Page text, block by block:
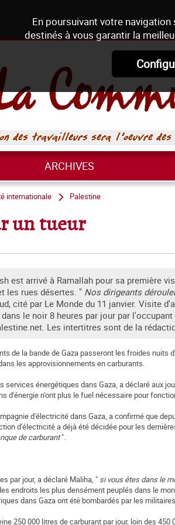
En poursuivant votre
destinés à vous garantir la
ARCHIVES
internationale Palestine
un tueur
est arrivé à Ramallah pour sa première
les rues désertes. " Nos dirigeants
cité par Le Monde du 11 janvier. Visite
dans le noir 8 heures par jour par
Les intertitres sont de la
de la bande de Gaza passeront les froides
les approvisionnements en carburants.
services énergétiques dans Gaza, a déclaré aux
d'énergie n'ont plus le fuel nécessaire pour
d'électricité dans Gaza, a confirmé que
d'électricité a déjà été décidée pour les
de carburant".
par jour, a déclaré Maliha, " si vous êtes dans le
endroits les plus densément peuplés dans le
dans Gaza ont été bombardés par les
250 000 litres de carburant par jour, loin des